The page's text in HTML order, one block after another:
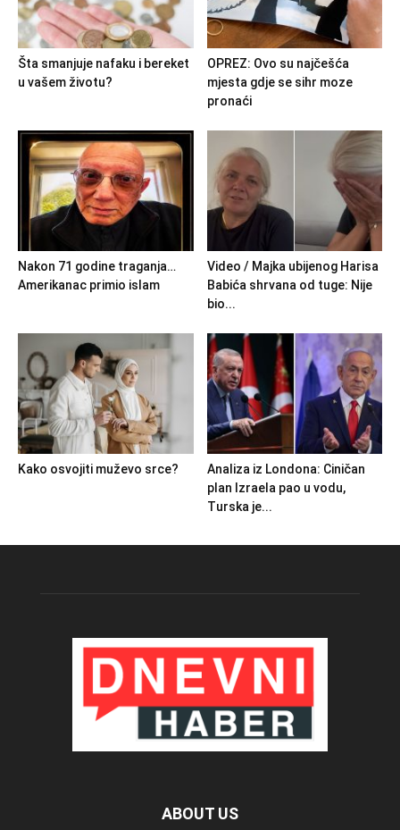
Šta smanjuje nafaku i bereket
u vašem životu?
OPREZ: Ovo su najčešća
mjesta gdje se sihr moze
pronaći
Nakon 71 godine traganja…
Amerikanac primio islam
Video / Majka ubijenog Harisa
Babića shrvana od tuge: Nije
bio...
Kako osvojiti muževo srce?
Analiza iz Londona: Ciničan
plan Izraela pao u vodu,
Turska je...
ABOUT US